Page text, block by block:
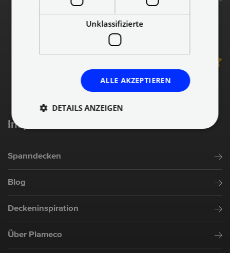
4.8 von 15132 Bewertungen
Inspiration & Information
Spanndecken
Blog
Deckeninspiration
Über Plameco
Unklassifizierte
ALLE AKZEPTIEREN
DETAILS ANZEIGEN